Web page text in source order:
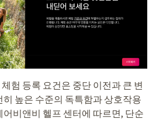
험 등록 요건은 중단 이전과 큰 변
높은 수준의 독특함과 상호작용
비앤비 헬프 센터에 따르면, 단순